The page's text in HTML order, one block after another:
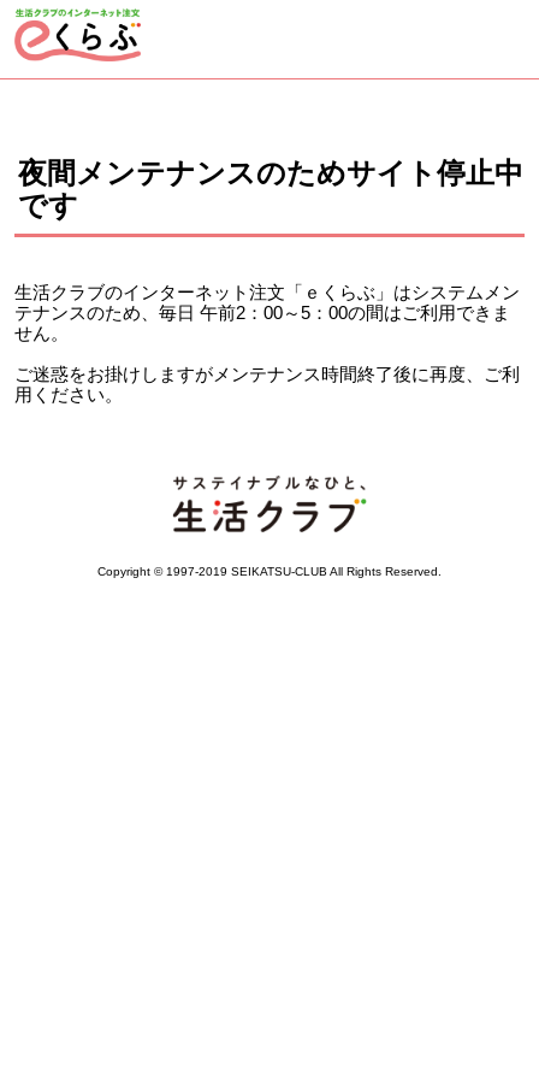
ページの先頭です。
夜間メンテナンスのためサイト停止中
です
生活クラブのインターネット注文「ｅくらぶ」はシステムメン
テナンスのため、毎日 午前2：00～5：00の間はご利用できま
せん。
ご迷惑をお掛けしますがメンテナンス時間終了後に再度、ご利
用ください。
Copyright © 1997-2019 SEIKATSU-CLUB All Rights Reserved.